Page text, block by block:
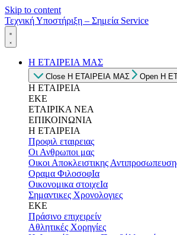
Skip to content
Τεχνική Υποστήριξη – Σημεία Service
Η ΕΤΑΙΡΕΙΑ ΜΑΣ
Close Η ΕΤΑΙΡΕΙΑ ΜΑΣ Open Η
Η ΕΤΑΙΡΕΙΑ
ΕΚΕ
ΕΤΑΙΡΙΚΑ ΝΕΑ
ΕΠΙΚΟΙΝΩΝΙΑ
Η ΕΤΑΙΡΕΙΑ
Προφιλ εταιρειας
Οι Ανθρωποι μας
Οικοι Αποκλειστικης
Οραμα ΦιλοσοφΙα
Οικονομικα στοιχεΙα
Σημαντικες Χρονολογιες
ΕΚΕ
Πράσινο επιχειρείν
Αθλητικές Χορηγίες